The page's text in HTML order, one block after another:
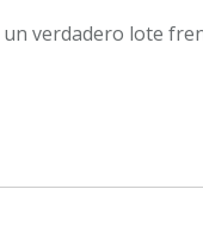
verdadero lote